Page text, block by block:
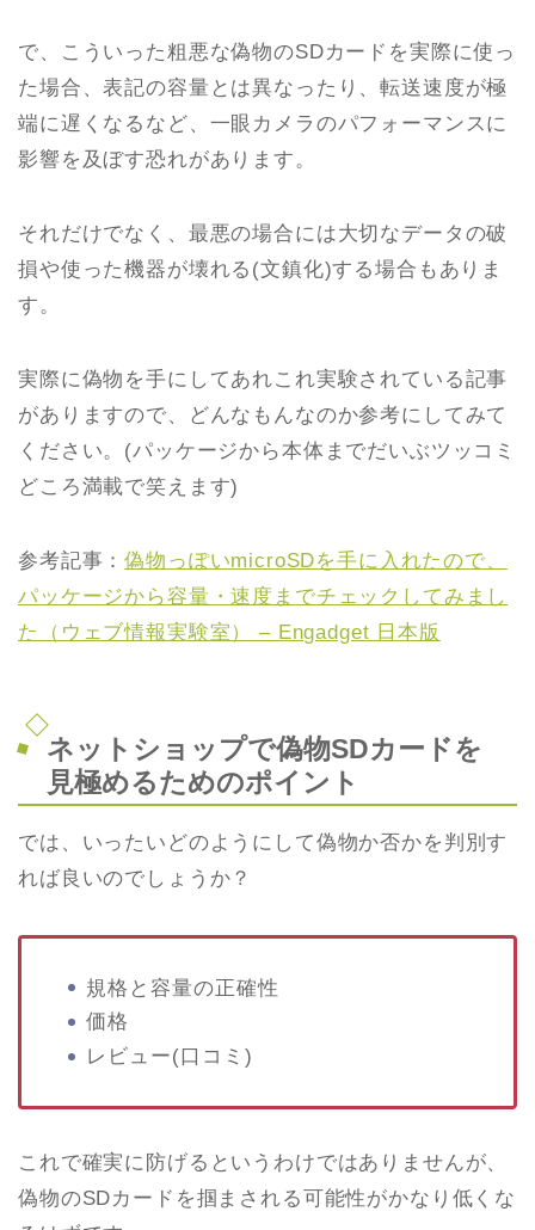
で、こういった粗悪な偽物のSDカードを実際に使っ
た場合、表記の容量とは異なったり、転送速度が極
端に遅くなるなど、一眼カメラのパフォーマンスに
影響を及ぼす恐れがあります。
それだけでなく、最悪の場合には大切なデータの破
損や使った機器が壊れる(文鎮化)する場合もありま
す。
実際に偽物を手にしてあれこれ実験されている記事
がありますので、どんなもんなのか参考にしてみて
ください。(パッケージから本体までだいぶツッコミ
どころ満載で笑えます)
参考記事：偽物っぽいmicroSDを手に入れたので、
パッケージから容量・速度までチェックしてみまし
た（ウェブ情報実験室） – Engadget 日本版
ネットショップで偽物SDカードを
見極めるためのポイント
では、いったいどのようにして偽物か否かを判別す
れば良いのでしょうか？
規格と容量の正確性
価格
レビュー(口コミ)
これで確実に防げるというわけではありませんが、
偽物のSDカードを掴まされる可能性がかなり低くな